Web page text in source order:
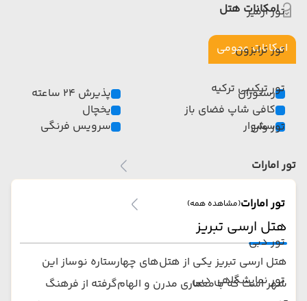
تور ازمیر
تور ترابزون
تور ترکیبی ترکیه
تور وان
تور امارات
تور امارات(مشاهده همه)
تور دبی
تور نمایشگاهی دبی
امکانات هتل
امکانات عمومی
رستوران
کافی شاپ فضای باز
سشوار
پذیرش 24 ساعته
یخچال
سرویس فرنگی
هتل ارسی تبریز
هتل ارسی تبریز یکی از هتل‌های چهارستاره نوساز این
شهر است که با معماری مدرن و الهام‌گرفته از فرهنگ